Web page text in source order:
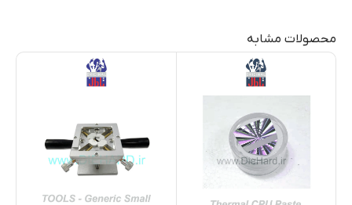
محصولات مشابه